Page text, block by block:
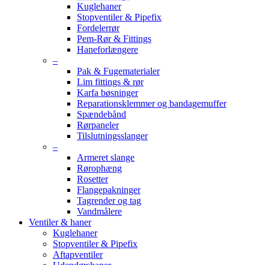
Kuglehaner
Stopventiler & Pipefix
Fordelerrør
Pem-Rør & Fittings
Haneforlængere
–
Pak & Fugematerialer
Lim fittings & rør
Karfa bøsninger
Reparationsklemmer og bandagemuffer
Spændebånd
Rørpaneler
Tilslutningsslanger
–
Armeret slange
Rørophæng
Rosetter
Flangepakninger
Tagrender og tag
Vandmålere
Ventiler & haner
Kuglehaner
Stopventiler & Pipefix
Aftapventiler